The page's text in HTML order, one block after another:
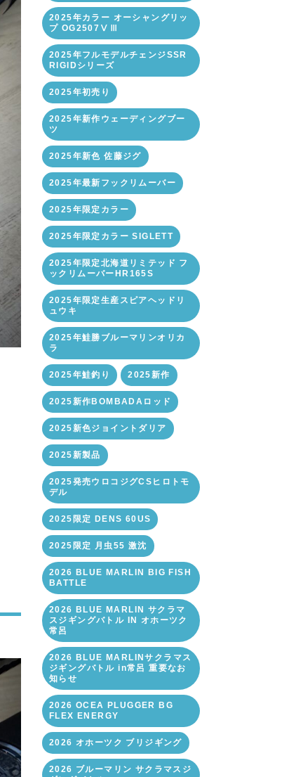
2025年カラー オーシャングリッ
プ OG2507ⅤⅢ
2025年フルモデルチェンジSSR
RIGIDシリーズ
2025年初売り
2025年新作ウェーディングブー
ツ
2025年新色 佐藤ジグ
2025年最新フックリムーバー
2025年限定カラー
2025年限定カラー SIGLETT
2025年限定北海道リミテッド フ
ックリムーバーHR165S
2025年限定生産スピアヘッドリ
ュウキ
2025年鮭勝ブルーマリンオリカ
ラ
2025年鮭釣り 2025新作
2025新作BOMBADAロッド
2025新色ジョイントダリア
2025新製品
2025発売ウロコジグCSヒロトモ
デル
2025限定 DENS 60US
2025限定 月虫55 激沈
2026 BLUE MARLIN BIG FISH
BATTLE
2026 BLUE MARLIN サクラマ
スジギングバトル IN オホーツク
常呂
2026 BLUE MARLINサクラマス
ジギングバトル in常呂 重要なお
知らせ
2026 OCEA PLUGGER BG
FLEX ENERGY
2026 オホーツク ブリジギング
2026 ブルーマリン サクラマスジ